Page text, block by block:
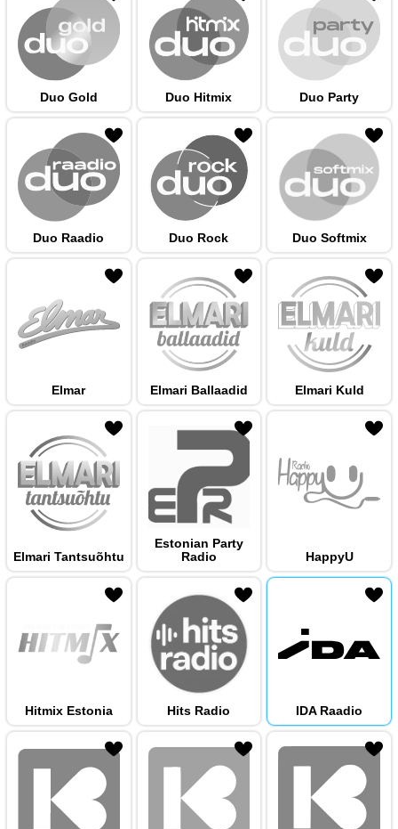
Duo Gold Duo Hitmix Duo Party
Duo Raadio Duo Rock Duo Softmix
Elmar Elmari Ballaadid Elmari Kuld
Elmari Tantsuõhtu
Estonian Party
Radio
HappyU
Hitmix Estonia Hits Radio IDA Raadio